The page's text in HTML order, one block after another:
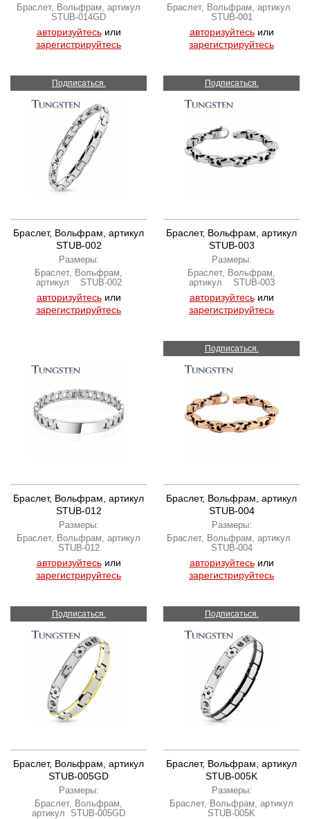
Браслет, Вольфрам, артикул
STUB-014GD
авторизуйтесьили
зарегистрируйтесь
Браслет, Вольфрам, артикул
STUB-001
авторизуйтесьили
зарегистрируйтесь
Подписаться.
Браслет, Вольфрам, артикул
STUB-002
Размеры:
Браслет, Вольфрам,
артикул STUB-002
авторизуйтесьили
зарегистрируйтесь
Подписаться.
Браслет, Вольфрам, артикул
STUB-003
Размеры:
Браслет, Вольфрам,
артикул STUB-003
авторизуйтесьили
зарегистрируйтесь
Браслет, Вольфрам, артикул
STUB-012
Размеры:
Браслет, Вольфрам, артикул
STUB-012
авторизуйтесьили
зарегистрируйтесь
Подписаться.
Браслет, Вольфрам, артикул
STUB-004
Размеры:
Браслет, Вольфрам, артикул
STUB-004
авторизуйтесьили
зарегистрируйтесь
Подписаться.
Браслет, Вольфрам, артикул
STUB-005GD
Размеры:
Браслет, Вольфрам,
артикул STUB-005GD
Подписаться.
Браслет, Вольфрам, артикул
STUB-005K
Размеры:
Браслет, Вольфрам, артикул
STUB-005K